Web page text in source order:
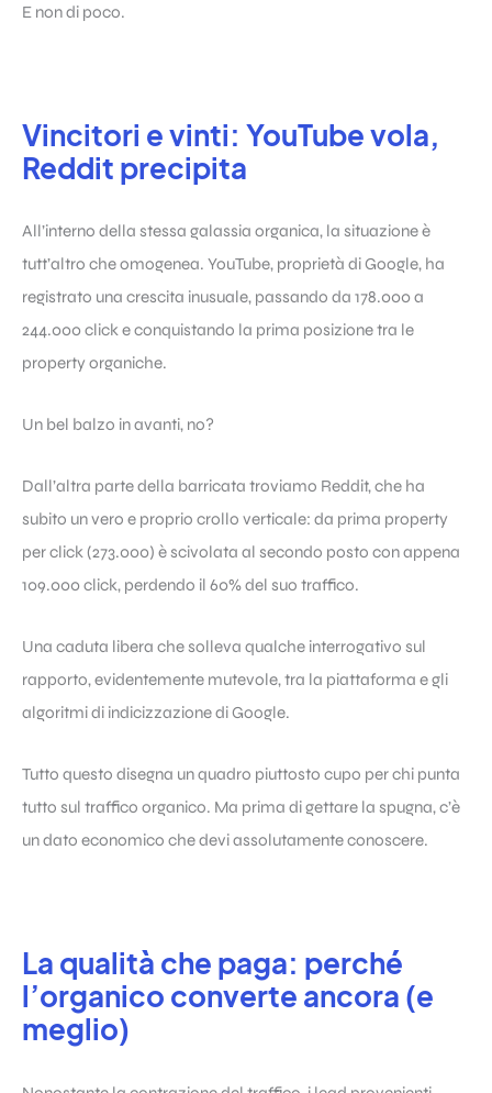
E non di poco.
Vincitori e vinti: YouTube vola,
Reddit precipita
All’interno della stessa galassia organica, la situazione è
tutt’altro che omogenea. YouTube, proprietà di Google, ha
registrato una crescita inusuale, passando da 178.000 a
244.000 click e conquistando la prima posizione tra le
property organiche.
Un bel balzo in avanti, no?
Dall’altra parte della barricata troviamo Reddit, che ha
subito un vero e proprio crollo verticale: da prima property
per click (273.000) è scivolata al secondo posto con appena
109.000 click, perdendo il 60% del suo traffico.
Una caduta libera che solleva qualche interrogativo sul
rapporto, evidentemente mutevole, tra la piattaforma e gli
algoritmi di indicizzazione di Google.
Tutto questo disegna un quadro piuttosto cupo per chi punta
tutto sul traffico organico. Ma prima di gettare la spugna, c’è
un dato economico che devi assolutamente conoscere.
La qualità che paga: perché
l’organico converte ancora (e
meglio)